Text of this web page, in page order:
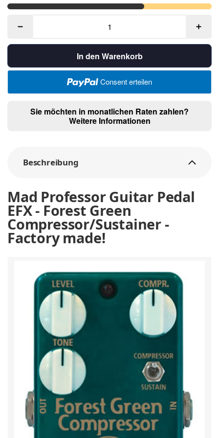
In den Warenkorb
Consent erteilen
Sie möchten in monatlichen Raten zahlen?
Weitere Informationen
Beschreibung
Mad Professor Guitar Pedal
EFX - Forest Green
Compressor/Sustainer -
Factory made!